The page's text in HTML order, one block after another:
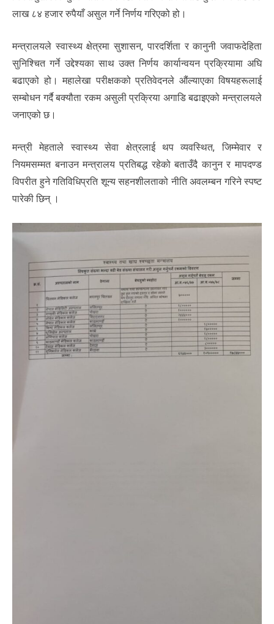
लाख ८४ हजार रुपैयाँ असुल गर्ने निर्णय गरिएको हो।
मन्त्रालयले स्वास्थ्य क्षेत्रमा सुशासन, पारदर्शिता र कानुनी जवाफदेहिता
सुनिश्चित गर्ने उद्देश्यका साथ उक्त निर्णय कार्यान्वयन प्रक्रियामा अघि
बढाएको हो। महालेखा परीक्षकको प्रतिवेदनले औंल्याएका विषयहरूलाई
सम्बोधन गर्दै बक्यौता रकम असुली प्रक्रिया अगाडि बढाइएको मन्त्रालयले
जनाएको छ।
मन्त्री मेहताले स्वास्थ्य सेवा क्षेत्रलाई थप व्यवस्थित, जिम्मेवार र
नियमसम्मत बनाउन मन्त्रालय प्रतिबद्ध रहेको बताउँदै कानुन र मापदण्ड
विपरीत हुने गतिविधिप्रति शून्य सहनशीलताको नीति अवलम्बन गरिने स्पष्ट
पारेकी छिन् ।